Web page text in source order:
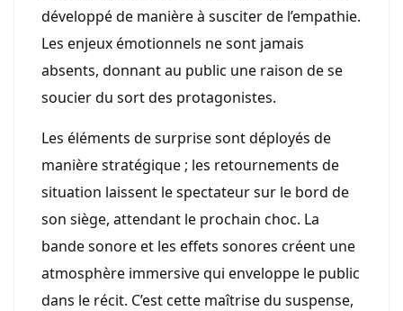
développé de manière à susciter de l’empathie.
Les enjeux émotionnels ne sont jamais
absents, donnant au public une raison de se
soucier du sort des protagonistes.
Les éléments de surprise sont déployés de
manière stratégique ; les retournements de
situation laissent le spectateur sur le bord de
son siège, attendant le prochain choc. La
bande sonore et les effets sonores créent une
atmosphère immersive qui enveloppe le public
dans le récit. C’est cette maîtrise du suspense,